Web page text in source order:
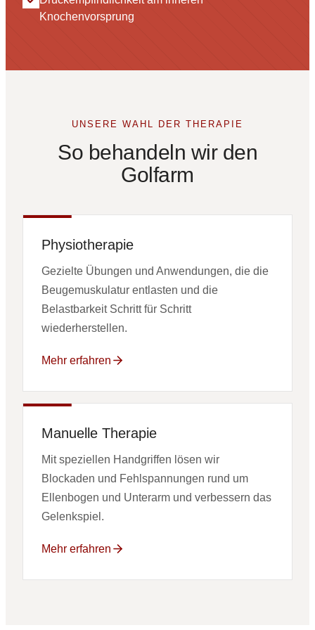
Knochenvorsprung
UNSERE WAHL DER THERAPIE
So behandeln wir den
Golfarm
Physiotherapie
Gezielte Übungen und Anwendungen, die die
Beugemuskulatur entlasten und die
Belastbarkeit Schritt für Schritt
wiederherstellen.
Mehr erfahren
Manuelle Therapie
Mit speziellen Handgriffen lösen wir
Blockaden und Fehlspannungen rund um
Ellenbogen und Unterarm und verbessern das
Gelenkspiel.
Mehr erfahren